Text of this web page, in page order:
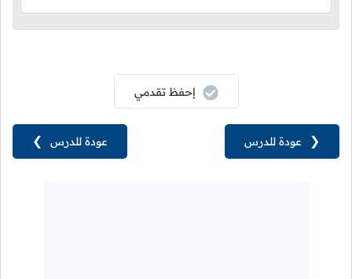
عودة للدرس ❯
إحفظ تقدمي
❮ عودة للدرس